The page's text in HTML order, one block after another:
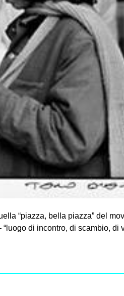
“piazza, bella piazza” del
di incontro, di scambio, di